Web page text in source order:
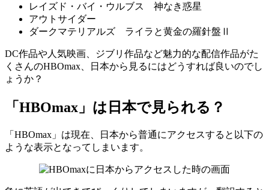
レイズド・バイ・ウルブス 神なき惑星
アウトサイダー
ダークマテリアルズ ライラと黄金の羅針盤Ⅱ
DC作品や人気映画、ジブリ作品など魅力的な配信作品がた
くさんのHBOmax、日本から見るにはどうすれば良いのでし
ょうか？
「HBOmax」は日本で見られる？
「HBOmax」は現在、日本から普通にアクセスすると以下の
ような表示となってしまいます。